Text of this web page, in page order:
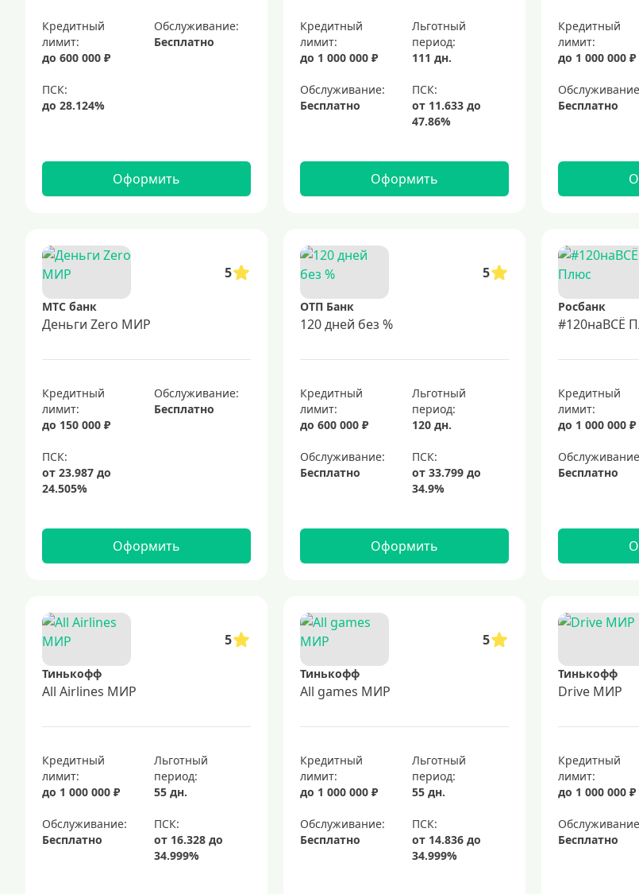
Кредитный
лимит:
до 600 000 ₽
Обслуживание:
Бесплатно
Оформить
Кредитный
лимит:
до 1 000 000 ₽
Льготный
период:
111 дн.
Обслуживание:
Бесплатно
Оформить
Кредитный
лимит:
до 1 000 000 ₽
Бесплатно
5
МТС банк
Деньги Zero МИР
Кредитный
лимит:
до 150 000 ₽
Обслуживание:
Бесплатно
Оформить
5
ОТП Банк
120 дней без %
Кредитный
лимит:
до 600 000 ₽
Льготный
период:
120 дн.
Обслуживание:
Бесплатно
Оформить
Росбанк
#120наВСЁ
Кредитный
лимит:
до 1 000 000 ₽
Бесплатно
5
Тинькофф
All Airlines МИР
Кредитный
лимит:
до 1 000 000 ₽
Льготный
период:
55 дн.
Обслуживание:
Бесплатно
5
Тинькофф
All games МИР
Кредитный
лимит:
до 1 000 000 ₽
Льготный
период:
55 дн.
Обслуживание:
Бесплатно
Тинькофф
Drive МИР
Кредитный
лимит:
до 1 000 000 ₽
Бесплатно